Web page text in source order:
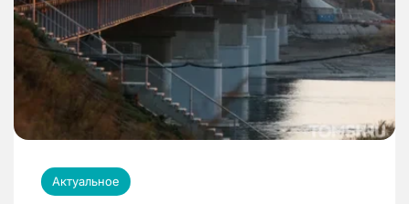
Актуальное